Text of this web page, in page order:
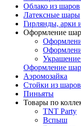
Облако из шаров
Латексные шары
Гирлянды, арки
Оформление
Оформление
Аэромозайка
Стойки из шаров
Пиньяты
Товары по
TNT Party
Вспыш